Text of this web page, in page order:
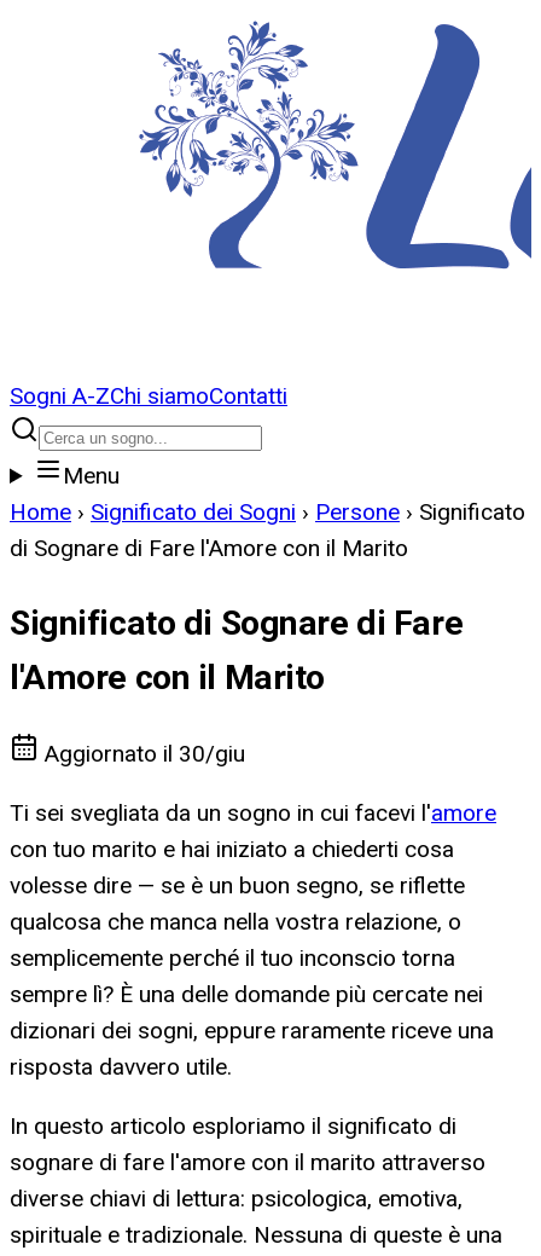
Sogni A-ZChi siamoContatti
Menu
Home › Significato dei Sogni › Persone › Significato
di Sognare di Fare l'Amore con il Marito
Significato di Sognare di Fare
l'Amore con il Marito
Aggiornato il 30/giu
Ti sei svegliata da un sogno in cui facevi l'amore
con tuo marito e hai iniziato a chiederti cosa
volesse dire — se è un buon segno, se riflette
qualcosa che manca nella vostra relazione, o
semplicemente perché il tuo inconscio torna
sempre lì? È una delle domande più cercate nei
dizionari dei sogni, eppure raramente riceve una
risposta davvero utile.
In questo articolo esploriamo il significato di
sognare di fare l'amore con il marito attraverso
diverse chiavi di lettura: psicologica, emotiva,
spirituale e tradizionale. Nessuna di queste è una